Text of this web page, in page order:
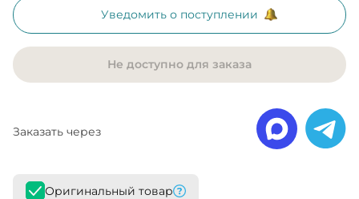
Уведомить о поступлении
Не доступно для заказа
Заказать через
Оригинальный товар